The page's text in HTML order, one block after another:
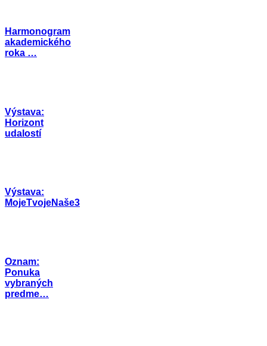
Harmonogram
akademického
roka …
Výstava:
Horizont
udalostí
Výstava:
MojeTvojeNaše3
Oznam:
Ponuka
vybraných
predme…